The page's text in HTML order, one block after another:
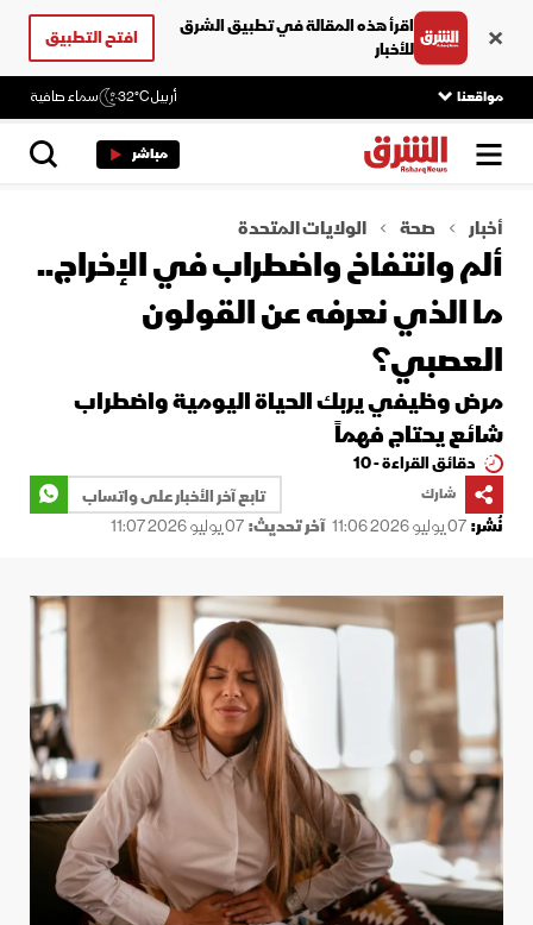
اقرأ هذه المقالة في تطبيق الشرق
للأخبار
افتح التطبيق
مواقعنا أربيل32°C سماء صافية
مباشر
أخبار صحة الولايات المتحدة
ألم وانتفاخ واضطراب في الإخراج..
ما الذي نعرفه عن القولون
العصبي؟
مرض وظيفي يربك الحياة اليومية واضطراب
شائع يحتاج فهماً
دقائق القراءة - 10
شارك
تابع آخر الأخبار على واتساب
نُشر:07 يوليو 2026 11:06 آخر تحديث:07 يوليو 2026 11:07